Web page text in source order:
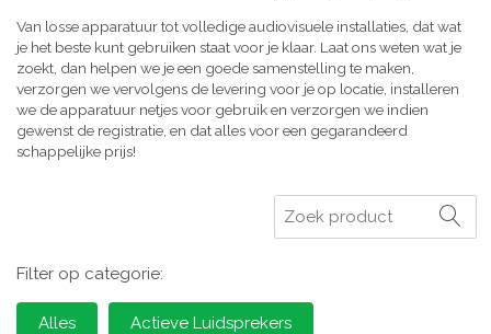
Van losse apparatuur tot volledige audiovisuele installaties, dat wat
je het beste kunt gebruiken staat voor je klaar. Laat ons weten wat je
zoekt, dan helpen we je een goede samenstelling te maken,
verzorgen we vervolgens de levering voor je op locatie, installeren
we de apparatuur netjes voor gebruik en verzorgen we indien
gewenst de registratie, en dat alles voor een gegarandeerd
schappelijke prijs!
Zoeken
Filter op categorie:
Alles Actieve Luidsprekers